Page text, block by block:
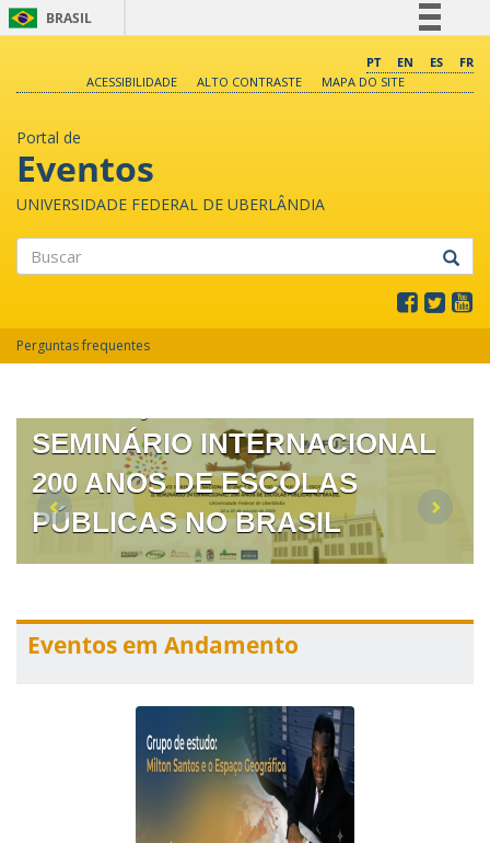
BRASIL
Comunica BR
PT EN ES
FR
ACESSIBILIDADE
ALTO CONTRASTE MAPA DO SITE
Portal de
Eventos
UNIVERSIDADE FEDERAL DE UBERLÂNDIA
Perguntas frequentes
XVII SEMINÁRIO NACIONAL O
UNO E O DIVERSO NA
SEMINÁRIO INTERNACIONAL
200 ANOS DE ESCOLAS
PÚBLICAS NO BRASIL
Eventos em Andamento